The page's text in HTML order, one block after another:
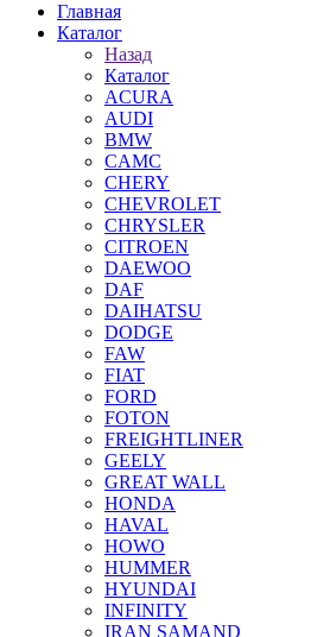
Главная
Каталог
Назад
Каталог
ACURA
AUDI
BMW
CAMC
CHERY
CHEVROLET
CHRYSLER
CITROEN
DAEWOO
DAF
DAIHATSU
DODGE
FAW
FIAT
FORD
FOTON
FREIGHTLINER
GEELY
GREAT WALL
HONDA
HAVAL
HOWO
HUMMER
HYUNDAI
INFINITY
IRAN SAMAND